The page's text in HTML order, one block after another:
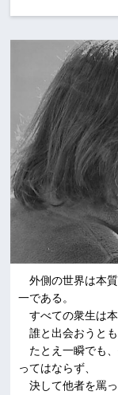
外側の世界は本
一である。
すべての衆生は本
誰と出会おうとも
たとえ一瞬でも
ってはならず、
決して他者を罵っ